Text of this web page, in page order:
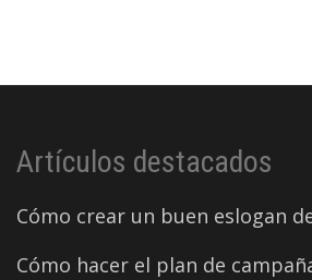
Artículos destacados
Cómo crear un buen eslogan
Cómo hacer el plan de